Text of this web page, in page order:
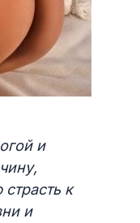
и
к
и